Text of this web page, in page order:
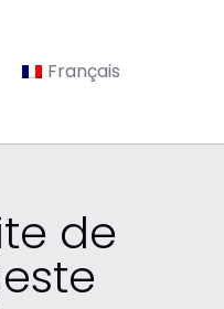
Français
de